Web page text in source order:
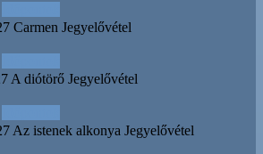
Carmen Jegyelővétel
A diótörő Jegyelővétel
Az istenek alkonya Jegyelővétel